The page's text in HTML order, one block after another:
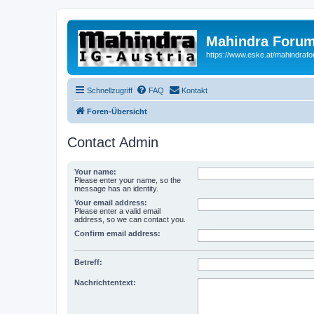
Mahindra
https://www.eske.at/
Schnellzugriff FAQ Kontakt
Foren-Übersicht
Contact Admin
Your name:
Please enter your name, so the
message has an identity.
Your email address:
Please enter a valid email
address, so we can contact you.
Confirm email address:
Betreff:
Nachrichtentext: